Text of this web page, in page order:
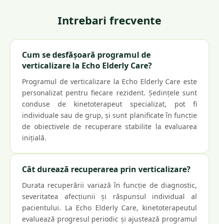
Intrebari frecvente
Cum se desfășoară programul de
verticalizare la Echo Elderly Care?
Programul de verticalizare la Echo Elderly Care este
personalizat pentru fiecare rezident. Ședințele sunt
conduse de kinetoterapeut specializat, pot fi
individuale sau de grup, și sunt planificate în funcție
de obiectivele de recuperare stabilite la evaluarea
inițială.
Cât durează recuperarea prin verticalizare?
Durata recuperării variază în funcție de diagnostic,
severitatea afecțiunii și răspunsul individual al
pacientului. La Echo Elderly Care, kinetoterapeutul
evaluează progresul periodic și ajustează programul